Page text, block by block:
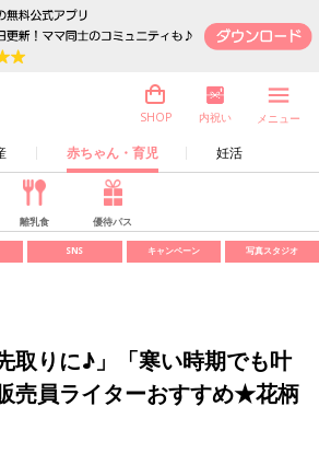
赤ちゃん・育児 妊活
SHOP 内祝い メニュー
離乳食 優待パス
SNS キャンペーン 写真スタジオ
取りに♪」「寒い時期でも叶
売員ライターおすすめ★花柄